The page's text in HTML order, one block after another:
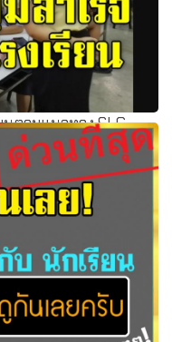
นตามแนวทาง SLC
ยนรู้ที่เข้มแข็งให้นักเรียน